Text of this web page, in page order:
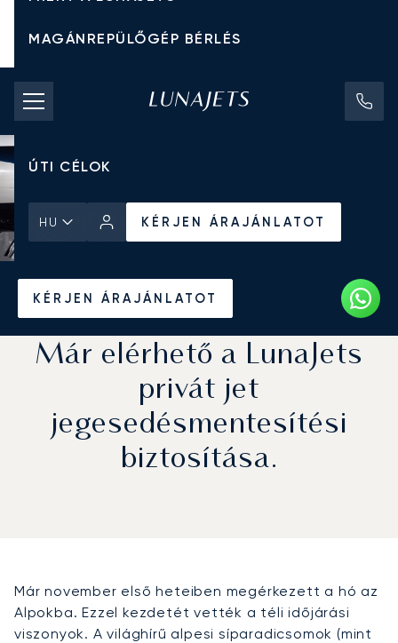
MAGÁNREPÜLŐGÉP BÉRLÉS
CHARTER ÁRAK
MAGÁNREPÜLŐGÉPEK
ÚTI CÉLOK
HU KÉRJEN ÁRAJÁNLATOT
KÉRJEN ÁRAJÁNLATOT
Kezdőlap Hírek és Betekintés
Már elérhető a LunaJets
privát jet
jegesedésmentesítési
biztosítása.
Már november első heteiben megérkezett a hó az
Alpokba. Ezzel kezdetét vették a téli időjárási
viszonyok. A világhírű alpesi síparadicsomok (mint